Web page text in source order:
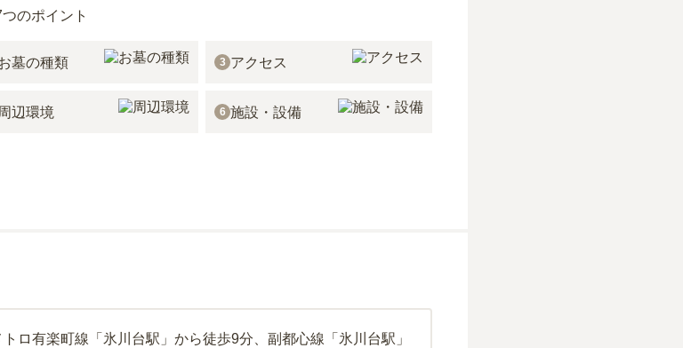
のポイント
墓の種類 3 アクセス
辺環境 6 施設・設備
ロ有楽町線「氷川台駅」から徒歩9分、副都心線「氷川台駅」